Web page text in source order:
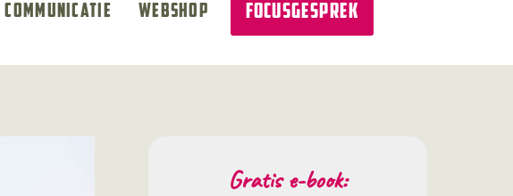
Communicatie Webshop Focusgesprek
Gratis e-book: